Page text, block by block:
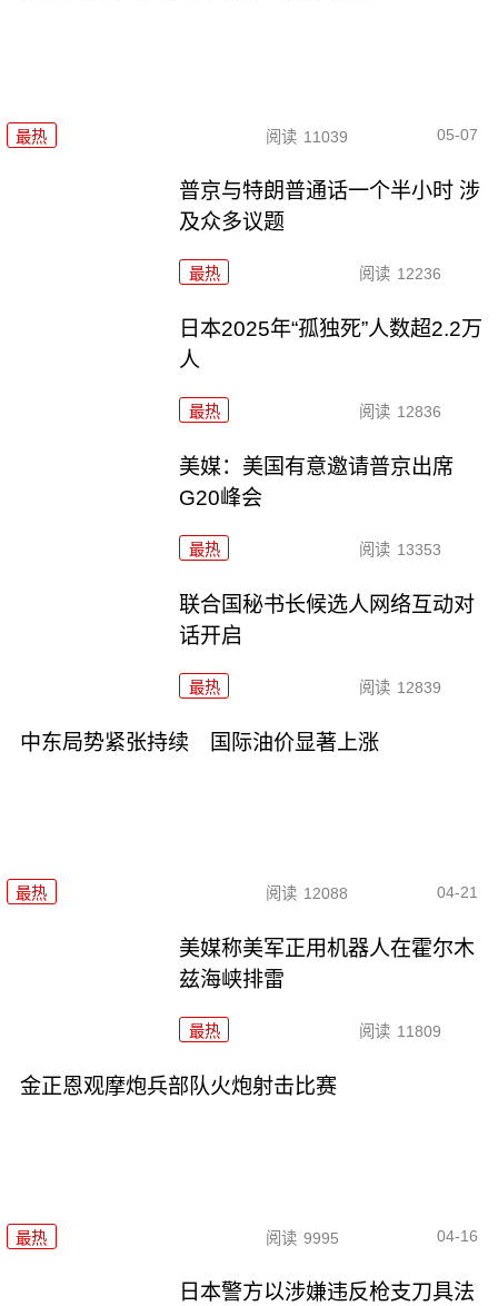
最热 阅读 11039 05-07
普京与特朗普通话一个半小时 涉
及众多议题
最热 阅读 12236
日本2025年“孤独死”人数超2.2万
人
最热 阅读 12836
美媒：美国有意邀请普京出席
G20峰会
最热 阅读 13353
联合国秘书长候选人网络互动对
话开启
最热 阅读 12839
中东局势紧张持续 国际油价显著上涨
最热 阅读 12088 04-21
美媒称美军正用机器人在霍尔木
兹海峡排雷
最热 阅读 11809
金正恩观摩炮兵部队火炮射击比赛
最热 阅读 9995 04-16
日本警方以涉嫌违反枪支刀具法